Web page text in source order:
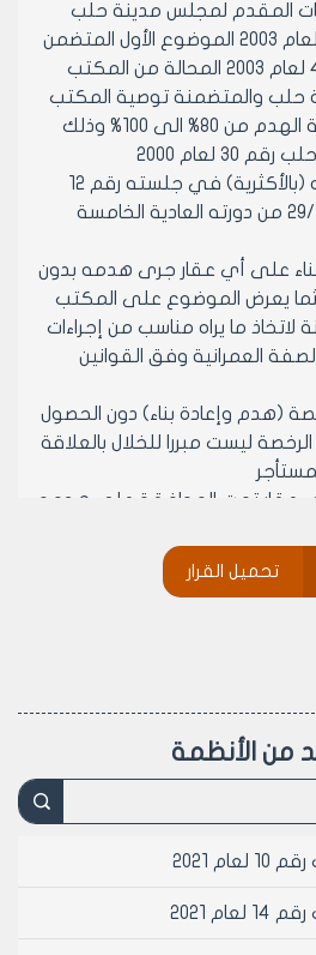
المقدم لمجلس مدينة حلب
بدورته العادية الخامسة لعام 2003 الموضوع الأول المتضمن
مضمون الاضبارة رقم 406 لعام 2003 المحالة من المكتب
حلب والمتضمنة توصية المكتب
التنفيذي حول رفع نسبة الهدم من 80% الى 100% وذلك
لعام 2000
- وعلى موافقة أعضائه (بالأكثرية) في جلسته رقم 12
بالبناء على أي عقار جرى هدمه بدون
يعرض الموضوع على المكتب
لاتخاذ ما يراه مناسب من إجراءات
العمرانية وفق القوانين
رخصة (هدم وإعادة بناء) دون الحصول
ليست مبررا للخلال بالعلاقة
أي عقار تمت الموافقة على هدمه
قيام بأعمال الهدم لعقار تمت
الحصول على رخصة هدم وإعادة
البناء، مخطط استقامة، مخطط
المهندس الدارس المسؤول
الى مهندس الرخص لتدقيق ثبوتيات
من حيث:
تحميل القرار
من الأنظمة
2021
2021